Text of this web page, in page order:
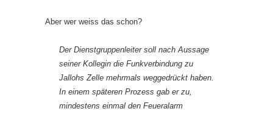
Aber wer weiss das schon?
Der Dienstgruppenleiter soll nach Aussage
seiner Kollegin die Funkverbindung zu
Jallohs Zelle mehrmals weggedrückt haben.
In einem späteren Prozess gab er zu,
mindestens einmal den Feueralarm